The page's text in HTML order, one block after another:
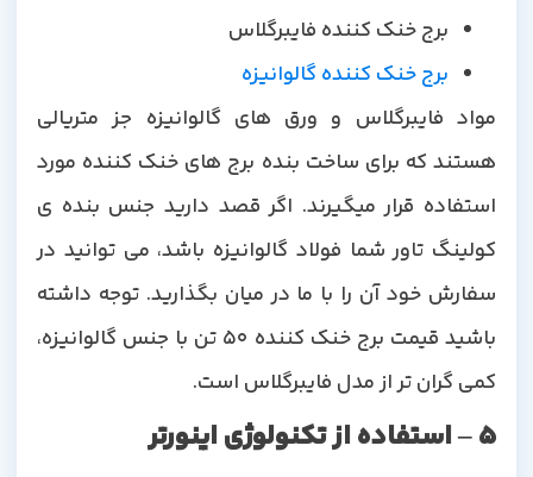
برج خنک کننده فایبرگلاس
برج خنک کننده گالوانیزه
مواد فایبرگلاس و ورق های گالوانیزه جز متریالی
هستند که برای ساخت بنده برج های خنک کننده مورد
استفاده قرار میگیرند. اگر قصد دارید جنس بنده ی
کولینگ تاور شما فولاد گالوانیزه باشد، می توانید در
سفارش خود آن را با ما در میان بگذارید. توجه داشته
باشید قیمت برج خنک کننده 50 تن با جنس گالوانیزه،
کمی گران تر از مدل فایبرگلاس است.